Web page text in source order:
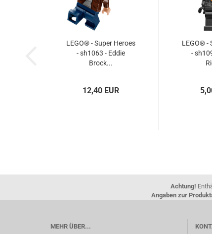
LEGO® - Super Heroes
- sh1063 - Eddie
Brock...
12,40 EUR
LEGO® -
-
Achtung!
Angaben zur
MEHR ÜBER...